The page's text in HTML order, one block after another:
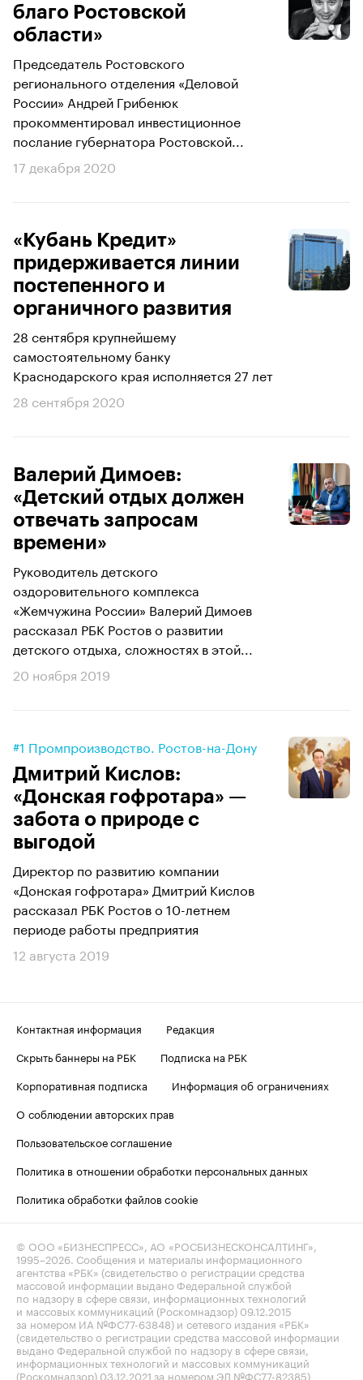
благо Ростовской
области»
Председатель Ростовского
регионального отделения «Деловой
России» Андрей Грибенюк
прокомментировал инвестиционное
послание губернатора Ростовской...
17 декабря 2020
«Кубань Кредит»
придерживается линии
постепенного и
органичного развития
28 сентября крупнейшему
самостоятельному банку
Краснодарского края исполняется 27 лет
28 сентября 2020
Валерий Димоев:
«Детский отдых должен
отвечать запросам
времени»
Руководитель детского
оздоровительного комплекса
«Жемчужина России» Валерий Димоев
рассказал РБК Ростов о развитии
детского отдыха, сложностях в этой...
20 ноября 2019
#1 Промпроизводство. Ростов-на-Дону
Дмитрий Кислов:
«Донская гофротара» —
забота о природе с
выгодой
Директор по развитию компании
«Донская гофротара» Дмитрий Кислов
рассказал РБК Ростов о 10-летнем
периоде работы предприятия
12 августа 2019
Контактная информация
Редакция
Скрыть баннеры на РБК
Подписка на РБК
Корпоративная подписка
Информация об ограничениях
О соблюдении авторских прав
Пользовательское соглашение
Политика в отношении обработки персональных данных
Политика обработки файлов cookie
© ООО «БИЗНЕСПРЕСС», АО «РОСБИЗНЕСКОНСАЛТИНГ»,
1995–2026. Сообщения и материалы информационного
агентства «РБК» (свидетельство о регистрации средства
массовой информации выдано Федеральной службой
по надзору в сфере связи, информационных технологий
и массовых коммуникаций (Роскомнадзор) 09.12.2015
за номером ИА №ФС77-63848) и сетевого издания «РБК»
(свидетельство о регистрации средства массовой информации
выдано Федеральной службой по надзору в сфере связи,
информационных технологий и массовых коммуникаций
(Роскомнадзор) 03.12.2021 за номером ЭЛ №ФС77-82385)